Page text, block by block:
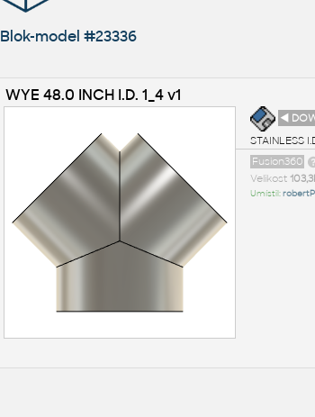
Blok-model #23336
WYE 48.0 INCH I.D. 1_4 v1
◄
STAINLESS
Fusion360
Velikost
Umístil: